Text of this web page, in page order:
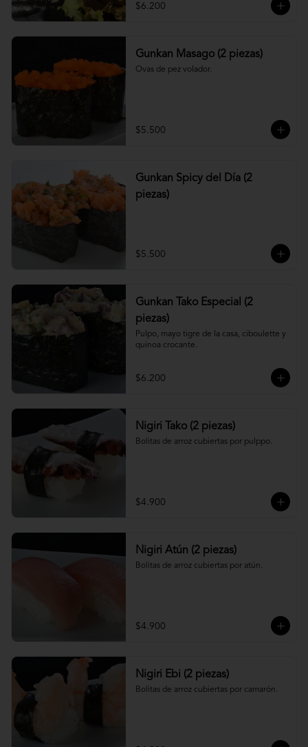
$6.200
Gunkan Masago (2 piezas)
Ovas de pez volador.
$5.500
Gunkan Spicy del Día (2
piezas)
$5.500
Gunkan Tako Especial (2
piezas)
Pulpo, mayo tigre de la casa, ciboulette y
quinoa crocante.
$6.200
Nigiri Tako (2 piezas)
Bolitas de arroz cubiertas por pulppo.
$4.900
Nigiri Atún (2 piezas)
Bolitas de arroz cubiertas por atún.
$4.900
Nigiri Ebi (2 piezas)
Bolitas de arroz cubiertas por camarón.